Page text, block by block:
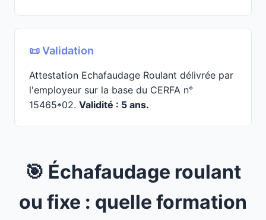
📜 Validation
Attestation Echafaudage Roulant délivrée par
l'employeur sur la base du CERFA n°
15465*02. Validité : 5 ans.
🎯 Échafaudage roulant
ou fixe : quelle formation